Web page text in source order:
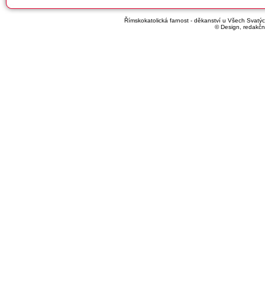
Římskokatolická farnost - děkanství u Všech
© Design,